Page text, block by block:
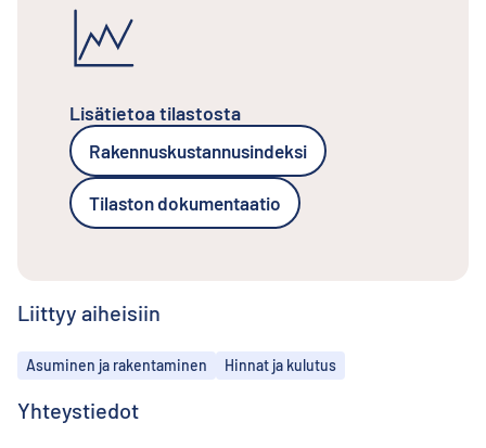
Lisätietoa tilastosta
Rakennuskustannusindeksi
Tilaston dokumentaatio
Liittyy aiheisiin
Aiheet
Asuminen ja rakentaminen Hinnat ja kulutus
Yhteystiedot